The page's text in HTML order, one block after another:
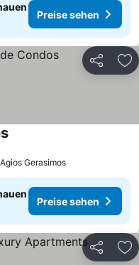
Preise sehen
Teilen
Preise sehen
Gerasimos
Preise sehen
Teilen